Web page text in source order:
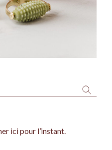
ici pour l’instant.